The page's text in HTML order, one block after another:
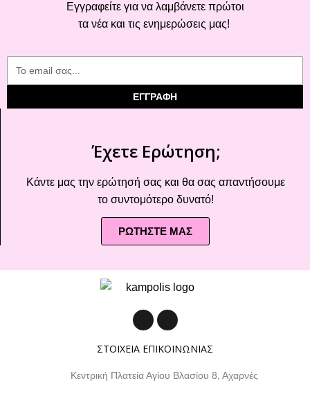
Εγγραφείτε για να λαμβάνετε πρώτοι
τα νέα και τις ενημερώσεις μας!
ΕΓΓΡΑΦΗ
Έχετε Ερώτηση;
Κάντε μας την ερώτησή σας και θα σας απαντήσουμε
το συντομότερο δυνατό!
ΡΩΤΗΣΤΕ ΜΑΣ
ΣΤΟΙΧΕΙΑ ΕΠΙΚΟΙΝΩΝΙΑΣ
Κεντρική Πλατεία Αγίου Βλασίου 8, Αχαρνές